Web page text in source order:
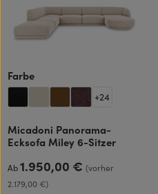
Farbeauswählen
+24
Micadoni Panorama-
Ecksofa Miley 6-Sitzer
Regulärer Preis:
Ab1.950,00 €(vorher
2.179,00 €)